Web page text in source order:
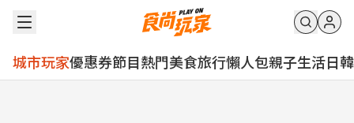
城市玩家優惠券節目熱門美食旅行懶人包親子生活日韓